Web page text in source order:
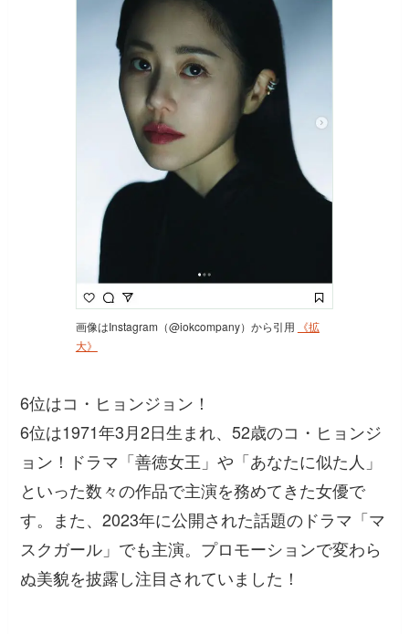
画像はInstagram（@iokcompany）から引用
《拡
大》
6位はコ・ヒョンジョン！
6位は1971年3月2日生まれ、52歳のコ・ヒョンジ
ョン！ドラマ「善徳女王」や「あなたに似た人」
といった数々の作品で主演を務めてきた女優で
す。また、2023年に公開された話題のドラマ「マ
スクガール」でも主演。プロモーションで変わら
ぬ美貌を披露し注目されていました！